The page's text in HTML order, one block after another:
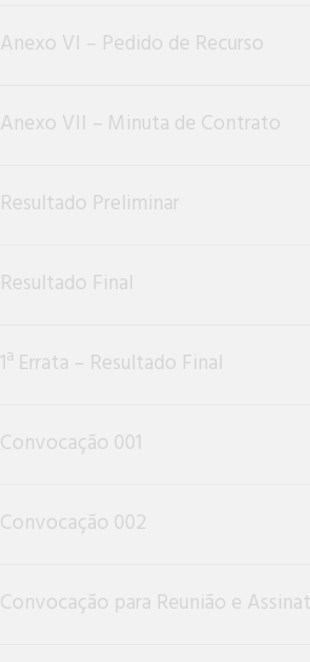
Anexo VI – Pedido de Recurso
Anexo VII – Minuta de Contrato
Resultado Preliminar
Resultado Final
1ª Errata – Resultado Final
Convocação 001
Convocação 002
Convocação para Reunião e